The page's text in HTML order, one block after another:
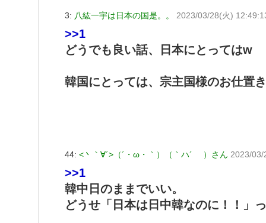
3: 八紘一宇は日本の国是。。 2023/03/28(火)
>>1
どうでも良い話、日本にとってはw
韓国にとっては、宗主国様のお仕置
44: <丶｀∀´>（´・ω・｀）（｀ハ´ ）さん 2023/
>>1
韓中日のままでいい。
どうせ「日本は日中韓なのに！！」